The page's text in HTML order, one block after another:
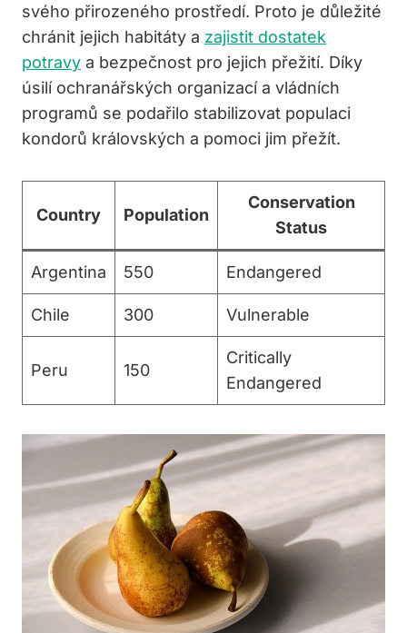
svého přirozeného prostředí. Proto je důležité
chránit jejich habitáty a zajistit dostatek
potravy a bezpečnost pro jejich přežití. Díky
úsilí ochranářských organizací a vládních
programů se podařilo stabilizovat populaci
kondorů královských a pomoci jim přežít.
Country Population
Conservation
Status
Argentina 550 Endangered
Chile 300 Vulnerable
Peru 150
Critically
Endangered